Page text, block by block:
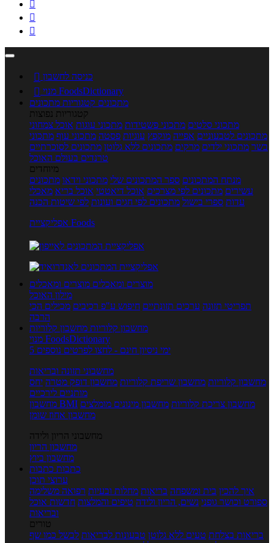



 כניסה לחשבון

מנוי FoodsDictionary
מתכונים קטגוריות מתכונים
קטגוריות נפוצות
מתכוני סלטים מתכוני פשטידות מתכוני עוגות אוכל צמחוני
מתכונים לטבעוניים אפייה מוקפץ עוגיות פסטה מתכוני עוף מתכוני
בשר מתכוני ילדים מרקים מתכונים ללא גלוטן מתכונים לסוכרתיים
טרנדים בעולם האוכל
מיוחדים
מנתח המתכונים ספר המתכונים שלי מתכוני וידאו מתכונים
עשירים מתכונים לפי מצרכים אוכל דיאטטי אוכל בריא מאכלי
עדות ספרי בישול מתכונים לפי חגים ועונות לפי שיטות הכנה
אפליקציית Foods
מוצרים ומאכלים מוצרים ומאכלים
מילון האוכל
תפריטי תזונה ערכים תזונתיים חיפוש ע"פ רכיבים מכילים הכי
הרבה
מחשבון קלוריות מחשבון קלוריות
מנוי FoodsDictionary
5 ימי ניסיון חינם - לחצו לפרטים נוספים
מחשבוני תזונה ובריאות
מחשבון קלוריות מחשבון שריפת קלוריות מחשבון דופק מטרה יחס
מותניים לירכיים
מחשבון BMI
מחשבון צריכת קלוריות מחשבון מינונים מומלצים
מחשבון אחוז שומן
מחשבוני הריון ולידה
מחשבון הריון
מחשבון ביוץ
כתבות כתבות
ערוצי תוכן
איך להכין בית ומשפחה בריאות מחלות ובעיות רפואה משלימה
ספורט וכושר גופני נשים, הריון ולידה טיפים והמלצות חדשות אוכל
ובריאות
טורים
בריאות בצלחת טעים ללא גלוטן טבעונות לבריאות לבשל כמו שף